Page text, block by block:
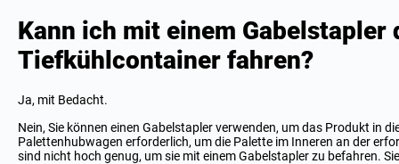
Kann ich mit einem Gabelstapler
Tiefkühlcontainer fahren?
Ja, mit Bedacht.
Nein, Sie können einen Gabelstapler verwenden, um das Produkt in
Palettenhubwagen erforderlich, um die Palette im Inneren an der
sind nicht hoch genug, um sie mit einem Gabelstapler zu befahren.